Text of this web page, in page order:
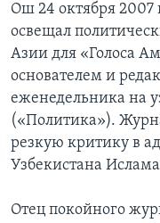
Ош 24 октября 2007
освещал
Азии для «Голоса
основателем и
еженедельника на
(«Политика»).
резкую критику в
Узбекистана
Отец покойного